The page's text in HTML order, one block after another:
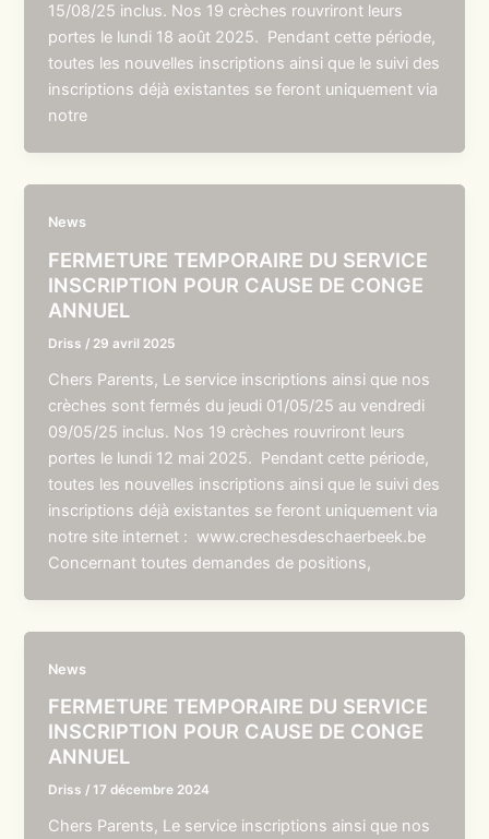
15/08/25 inclus. Nos 19 crèches rouvriront leurs
portes le lundi 18 août 2025. Pendant cette période,
toutes les nouvelles inscriptions ainsi que le suivi des
inscriptions déjà existantes se feront uniquement via
notre
News
FERMETURE TEMPORAIRE DU SERVICE
INSCRIPTION POUR CAUSE DE CONGE
ANNUEL
Driss / 29 avril 2025
Chers Parents, Le service inscriptions ainsi que nos
crèches sont fermés du jeudi 01/05/25 au vendredi
09/05/25 inclus. Nos 19 crèches rouvriront leurs
portes le lundi 12 mai 2025. Pendant cette période,
toutes les nouvelles inscriptions ainsi que le suivi des
inscriptions déjà existantes se feront uniquement via
notre site internet : www.crechesdeschaerbeek.be
Concernant toutes demandes de positions,
News
FERMETURE TEMPORAIRE DU SERVICE
INSCRIPTION POUR CAUSE DE CONGE
ANNUEL
Driss /17 décembre 2024
Chers Parents, Le service inscriptions ainsi que nos